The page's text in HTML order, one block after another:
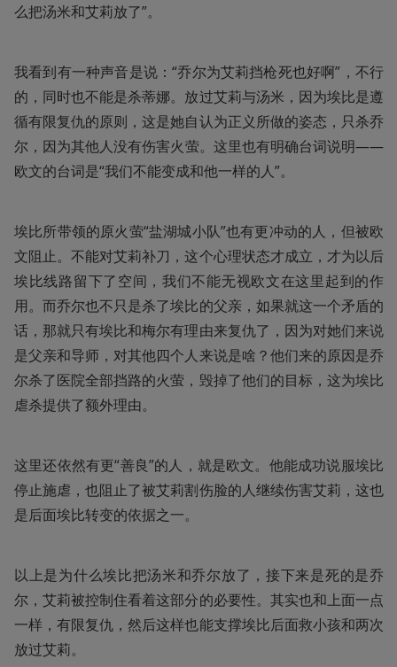
么把汤米和艾莉放了”。
我看到有一种声音是说：“乔尔为艾莉挡枪死也好啊”，不行
的，同时也不能是杀蒂娜。放过艾莉与汤米，因为埃比是遵
循有限复仇的原则，这是她自认为正义所做的姿态，只杀乔
尔，因为其他人没有伤害火萤。这里也有明确台词说明——
欧文的台词是“我们不能变成和他一样的人”。
埃比所带领的原火萤“盐湖城小队”也有更冲动的人，但被欧
文阻止。不能对艾莉补刀，这个心理状态才成立，才为以后
埃比线路留下了空间，我们不能无视欧文在这里起到的作
用。而乔尔也不只是杀了埃比的父亲，如果就这一个矛盾的
话，那就只有埃比和梅尔有理由来复仇了，因为对她们来说
是父亲和导师，对其他四个人来说是啥？他们来的原因是乔
尔杀了医院全部挡路的火萤，毁掉了他们的目标，这为埃比
虐杀提供了额外理由。
这里还依然有更“善良”的人，就是欧文。他能成功说服埃比
停止施虐，也阻止了被艾莉割伤脸的人继续伤害艾莉，这也
是后面埃比转变的依据之一。
以上是为什么埃比把汤米和乔尔放了，接下来是死的是乔
尔，艾莉被控制住看着这部分的必要性。其实也和上面一点
一样，有限复仇，然后这样也能支撑埃比后面救小孩和两次
放过艾莉。